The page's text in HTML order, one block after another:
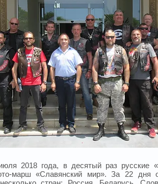
2018 года, в десятый раз русские
марш «Славянский мир». За 22 дня